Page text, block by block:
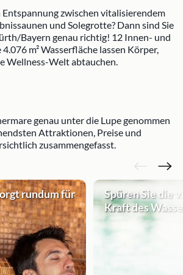
Entspannung zwischen vitalisierendem
und Solegrotte? Dann sind Sie
Bayern genau richtig! 12 Innen- und
m² Wasserfläche lassen Körper,
Wellness-Welt abtauchen.
genau unter die Lupe genommen
Attraktionen, Preise und
zusammengefasst.
rundum für
Spüren Sie die
Kraft des